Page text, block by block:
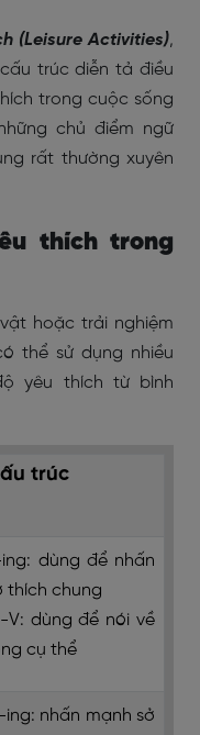
(Leisure Activities),
trúc diễn tả điều
trong cuộc sống
chủ điểm ngữ
rất thường xuyên
thích trong
hoặc trải nghiệm
thể sử dụng nhiều
yêu thích từ bình
trúc
ing: dùng để nhấn
thích chung
V: dùng để nói về
cụ thể
ing: nhấn mạnh sở